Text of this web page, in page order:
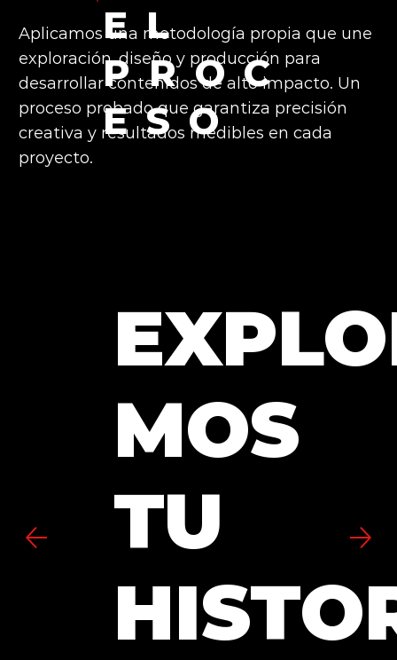
EL
PROC
ESO
Aplicamos una metodología propia que une
exploración, diseño y producción para
desarrollar contenidos de alto impacto. Un
proceso probado que garantiza precisión
creativa y resultados medibles en cada
proyecto.
MOS
TU